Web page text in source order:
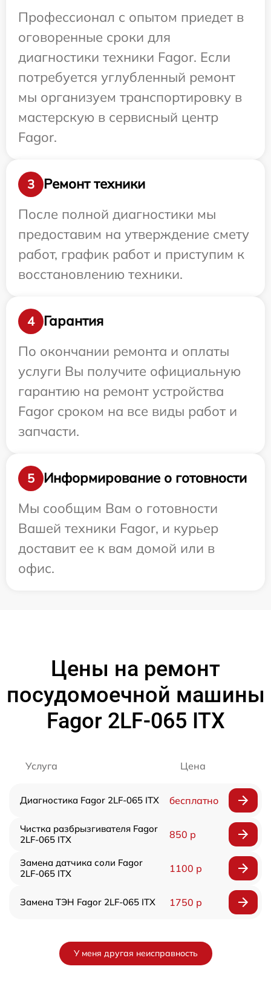
Профессионал с опытом приедет в
оговоренные сроки для
диагностики техники Fagor. Если
потребуется углубленный ремонт
мы организуем транспортировку в
мастерскую в сервисный центр
Fagor.
3
Ремонт техники
После полной диагностики мы
предоставим на утверждение смету
работ, график работ и приступим к
восстановлению техники.
4
Гарантия
По окончании ремонта и оплаты
услуги Вы получите официальную
гарантию на ремонт устройства
Fagor сроком на все виды работ и
запчасти.
5
Информирование о готовности
Мы сообщим Вам о готовности
Вашей техники Fagor, и курьер
доставит ее к вам домой или в
офис.
Цены на ремонт
посудомоечной машины
Fagor 2LF-065 ITX
Услуга Цена
Диагностика Fagor 2LF-065 ITX бесплатно
Чистка разбрызгивателя Fagor
2LF-065 ITX
850 р
Замена датчика соли Fagor
2LF-065 ITX
1100 р
Замена ТЭН Fagor 2LF-065 ITX 1750 р
У меня другая неисправность